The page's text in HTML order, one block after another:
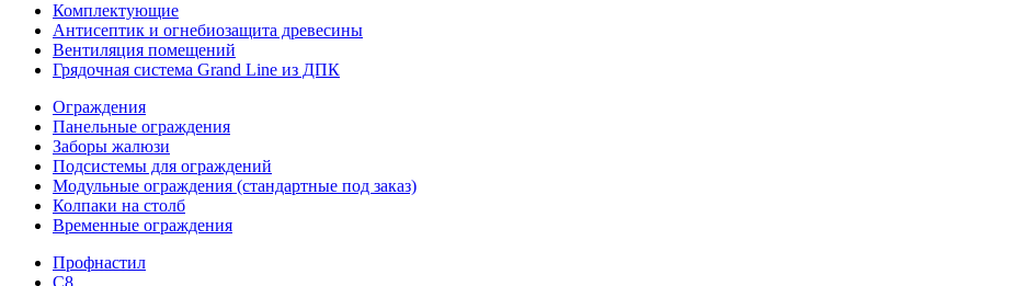
Комплектующие
Антисептик и огнебиозащита древесины
Вентиляция помещений
Грядочная система Grand Line из ДПК
Ограждения
Панельные ограждения
Заборы жалюзи
Подсистемы для ограждений
Модульные ограждения (стандартные под заказ)
Колпаки на столб
Временные ограждения
Профнастил
С8